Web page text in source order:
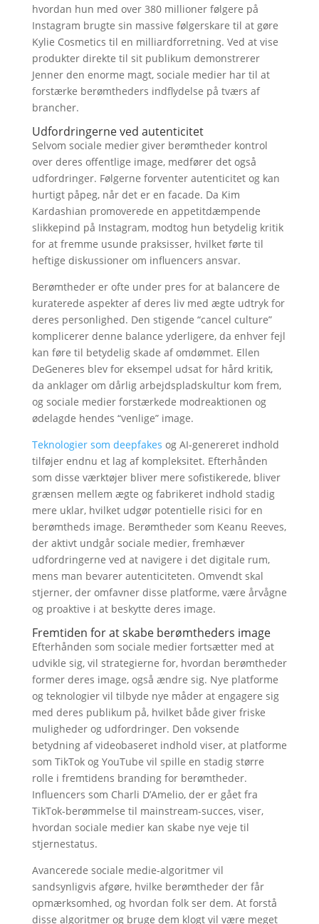
hvordan hun med over 380 millioner følgere på
Instagram brugte sin massive følgerskare til at gøre
Kylie Cosmetics til en milliardforretning. Ved at vise
produkter direkte til sit publikum demonstrerer
Jenner den enorme magt, sociale medier har til at
forstærke berømtheders indflydelse på tværs af
brancher.
Udfordringerne ved autenticitet
Selvom sociale medier giver berømtheder kontrol
over deres offentlige image, medfører det også
udfordringer. Følgerne forventer autenticitet og kan
hurtigt påpeg, når det er en facade. Da Kim
Kardashian promoverede en appetitdæmpende
slikkepind på Instagram, modtog hun betydelig kritik
for at fremme usunde praksisser, hvilket førte til
heftige diskussioner om influencers ansvar.
Berømtheder er ofte under pres for at balancere de
kuraterede aspekter af deres liv med ægte udtryk for
deres personlighed. Den stigende “cancel culture”
komplicerer denne balance yderligere, da enhver fejl
kan føre til betydelig skade af omdømmet. Ellen
DeGeneres blev for eksempel udsat for hård kritik,
da anklager om dårlig arbejdspladskultur kom frem,
og sociale medier forstærkede modreaktionen og
ødelagde hendes “venlige” image.
Teknologier som deepfakes og AI-genereret indhold
tilføjer endnu et lag af kompleksitet. Efterhånden
som disse værktøjer bliver mere sofistikerede, bliver
grænsen mellem ægte og fabrikeret indhold stadig
mere uklar, hvilket udgør potentielle risici for en
berømtheds image. Berømtheder som Keanu Reeves,
der aktivt undgår sociale medier, fremhæver
udfordringerne ved at navigere i det digitale rum,
mens man bevarer autenticiteten. Omvendt skal
stjerner, der omfavner disse platforme, være årvågne
og proaktive i at beskytte deres image.
Fremtiden for at skabe berømtheders image
Efterhånden som sociale medier fortsætter med at
udvikle sig, vil strategierne for, hvordan berømtheder
former deres image, også ændre sig. Nye platforme
og teknologier vil tilbyde nye måder at engagere sig
med deres publikum på, hvilket både giver friske
muligheder og udfordringer. Den voksende
betydning af videobaseret indhold viser, at platforme
som TikTok og YouTube vil spille en stadig større
rolle i fremtidens branding for berømtheder.
Influencers som Charli D’Amelio, der er gået fra
TikTok-berømmelse til mainstream-succes, viser,
hvordan sociale medier kan skabe nye veje til
stjernestatus.
Avancerede sociale medie-algoritmer vil
sandsynligvis afgøre, hvilke berømtheder der får
opmærksomhed, og hvordan folk ser dem. At forstå
disse algoritmer og bruge dem klogt vil være meget